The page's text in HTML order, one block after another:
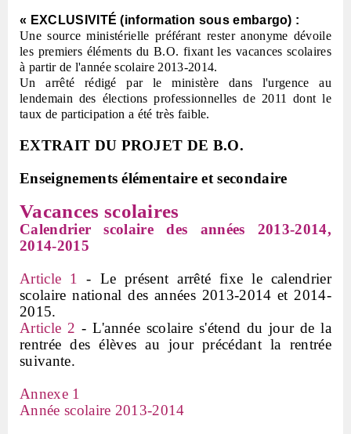
« EXCLUSIVITÉ (information sous embargo) :
Une source ministérielle préférant rester anonyme dévoile
les premiers éléments du B.O. fixant les vacances scolaires
à partir de l'année scolaire 2013-2014.
Un arrêté rédigé par le ministère dans l'urgence au
lendemain des élections professionnelles de 2011 dont le
taux de participation a été très faible.
EXTRAIT DU PROJET DE B.O.
Enseignements élémentaire et secondaire
Vacances scolaires
Calendrier scolaire des années 2013-2014,
2014-2015
Article 1 - Le présent arrêté fixe le calendrier
scolaire national des années 2013-2014 et 2014-
2015.
Article 2 - L'année scolaire s'étend du jour de la
rentrée des élèves au jour précédant la rentrée
suivante.
Annexe 1
Année scolaire 2013-2014